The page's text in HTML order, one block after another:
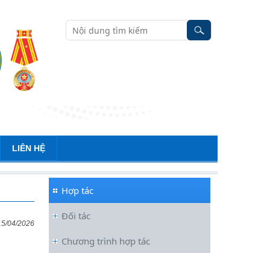
LIÊN HỆ
04/2026
Hợp tác
Đối tác
Chương trình hợp tác